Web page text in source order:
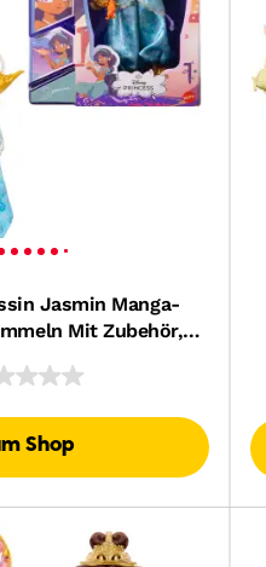
Jasmin Manga-
Mit Zubehör,
Shop